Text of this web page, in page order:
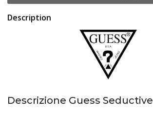
Description
Descrizione Guess Seductive